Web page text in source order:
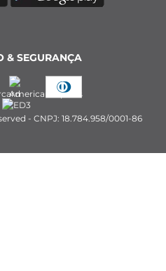
& SEGURANÇA
- CNPJ: 18.784.958/0001-86